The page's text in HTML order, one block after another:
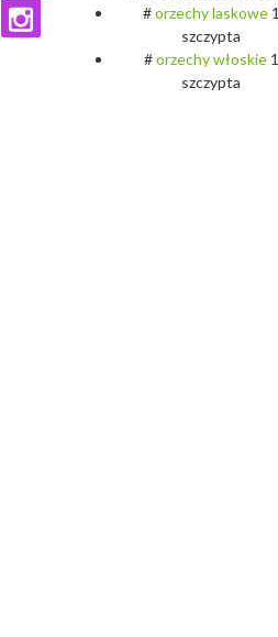
#orzechy laskowe1
szczypta
#orzechy włoskie1
szczypta